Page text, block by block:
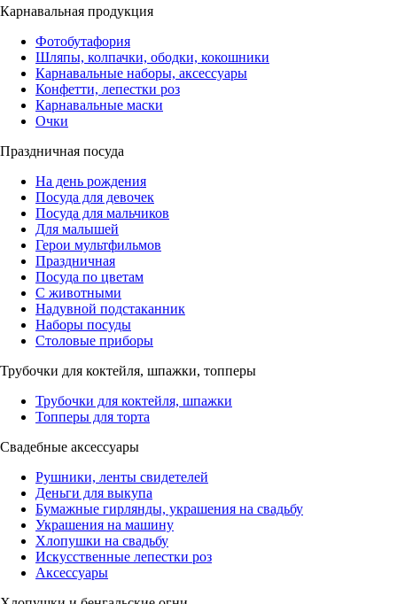
Карнавальная продукция
Фотобутафория
Шляпы, колпачки, ободки, кокошники
Карнавальные наборы, аксессуары
Конфетти, лепестки роз
Карнавальные маски
Очки
Праздничная посуда
На день рождения
Посуда для девочек
Посуда для мальчиков
Для малышей
Герои мультфильмов
Праздничная
Посуда по цветам
С животными
Надувной подстаканник
Наборы посуды
Столовые приборы
Трубочки для коктейля, шпажки, топперы
Трубочки для коктейля, шпажки
Топперы для торта
Свадебные аксессуары
Рушники, ленты свидетелей
Деньги для выкупа
Бумажные гирлянды, украшения на свадьбу
Украшения на машину
Хлопушки на свадьбу
Искусственные лепестки роз
Аксессуары